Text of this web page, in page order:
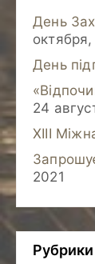
День
День
24
XIII
2021
Рубрики